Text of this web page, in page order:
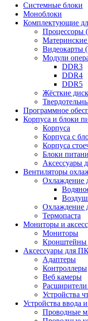
Системные блоки
Моноблоки
Комплектующие
Процессоры
Видеокарты
Модули
DDR3
DDR4
DDR5
Жёсткие
Программное
Корпуса и блоки
Корпуса
Корпуса с
Корпуса
Блоки
Аксессуары
Вентиляторы
Охлаждение
Охлаждение
Термопаста
Мониторы и
Мониторы
Кронштейны
Аксессуары для
Адаптеры
Контроллеры
Веб камеры
Устройства
Устройства ввода
Проводные